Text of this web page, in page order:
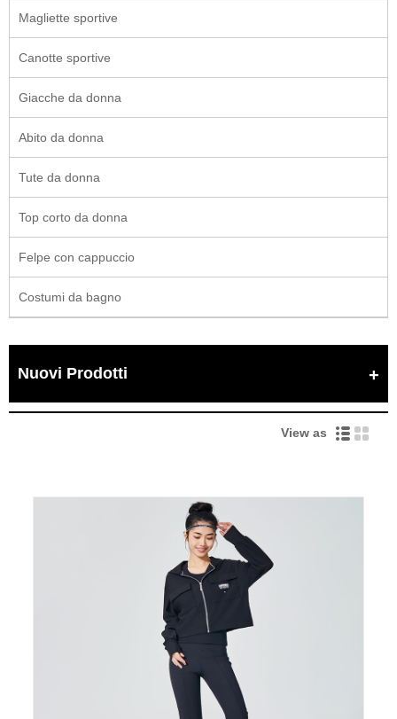
Magliette sportive
Canotte sportive
Giacche da donna
Abito da donna
Tute da donna
Top corto da donna
Felpe con cappuccio
Costumi da bagno
Nuovi Prodotti
View as